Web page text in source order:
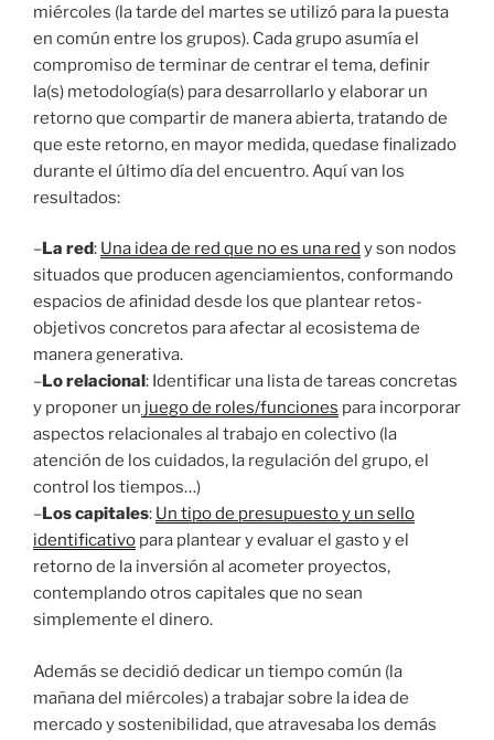
miércoles (la tarde del martes se utilizó para la puesta
en común entre los grupos). Cada grupo asumía el
compromiso de terminar de centrar el tema, definir
la(s) metodología(s) para desarrollarlo y elaborar un
retorno que compartir de manera abierta, tratando de
que este retorno, en mayor medida, quedase finalizado
durante el último día del encuentro. Aquí van los
resultados:
–La red: Una idea de red que no es una red y son nodos
situados que producen agenciamientos, conformando
espacios de afinidad desde los que plantear retos-
objetivos concretos para afectar al ecosistema de
manera generativa.
–Lo relacional: Identificar una lista de tareas concretas
y proponer un juego de roles/funciones para incorporar
aspectos relacionales al trabajo en colectivo (la
atención de los cuidados, la regulación del grupo, el
control los tiempos…)
–Los capitales: Un tipo de presupuesto y un sello
identificativo para plantear y evaluar el gasto y el
retorno de la inversión al acometer proyectos,
contemplando otros capitales que no sean
simplemente el dinero.
Además se decidió dedicar un tiempo común (la
mañana del miércoles) a trabajar sobre la idea de
mercado y sostenibilidad, que atravesaba los demás